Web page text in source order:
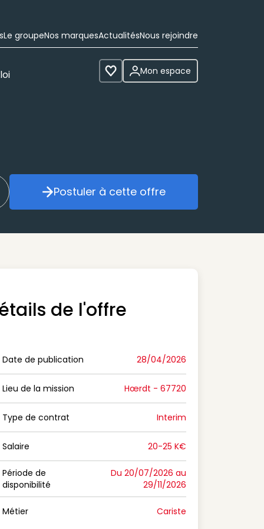
Le groupeNos marquesActualitésNous rejoindre
Voir les favoris
Mon espace
mon alerte Postuler à cette offre
Postuler à cette offre
de l'offre
Date de publication
Date de publication 28/04/2026
Lieu de la mission
Lieu de la mission Hœrdt - 67720
Type de contrat
Type de contrat Interim
Salaire
Salaire 20-25 K€
Période de disponibilité
Période de
disponibilité
Du 20/07/2026 au
29/11/2026
Métier Cariste